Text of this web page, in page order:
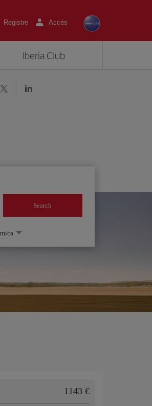
Registre Accés
Iberia Club
Search
1143